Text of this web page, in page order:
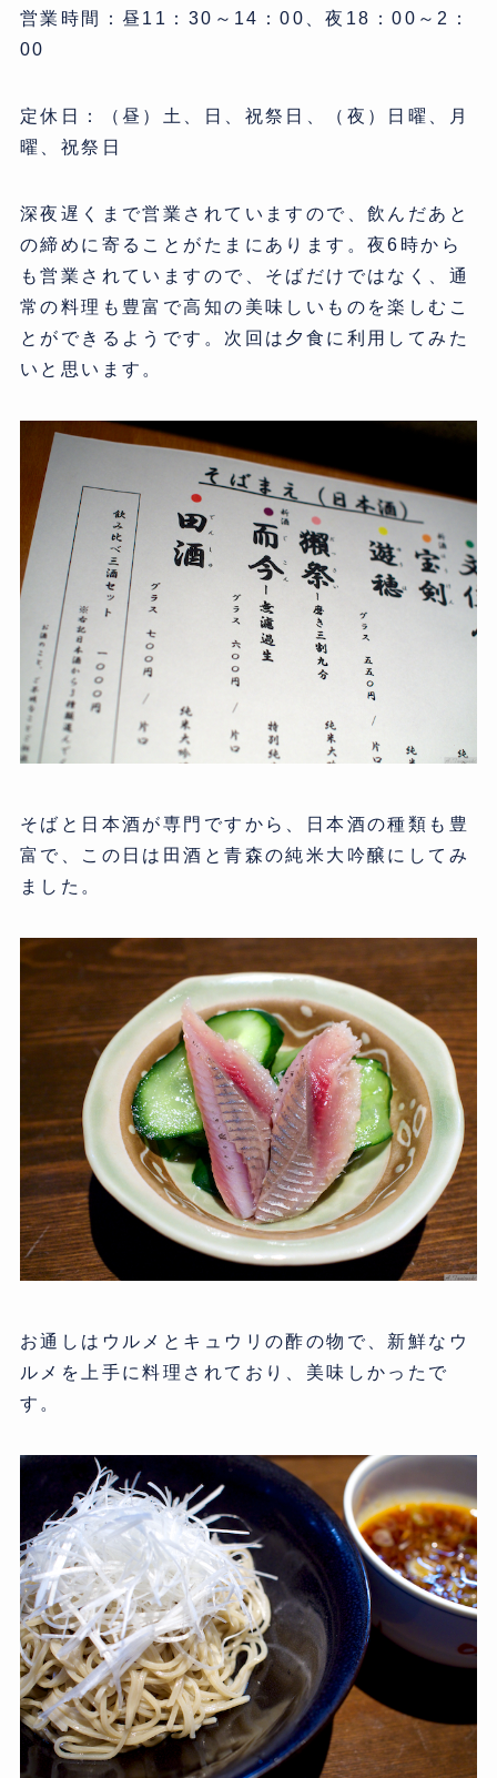
営業時間：昼11：30～14：00、夜18：00～2：
00
定休日：（昼）土、日、祝祭日、（夜）日曜、月
曜、祝祭日
深夜遅くまで営業されていますので、飲んだあと
の締めに寄ることがたまにあります。夜6時から
も営業されていますので、そばだけではなく、通
常の料理も豊富で高知の美味しいものを楽しむこ
とができるようです。次回は夕食に利用してみた
いと思います。
そばと日本酒が専門ですから、日本酒の種類も豊
富で、この日は田酒と青森の純米大吟醸にしてみ
ました。
お通しはウルメとキュウリの酢の物で、新鮮なウ
ルメを上手に料理されており、美味しかったで
す。